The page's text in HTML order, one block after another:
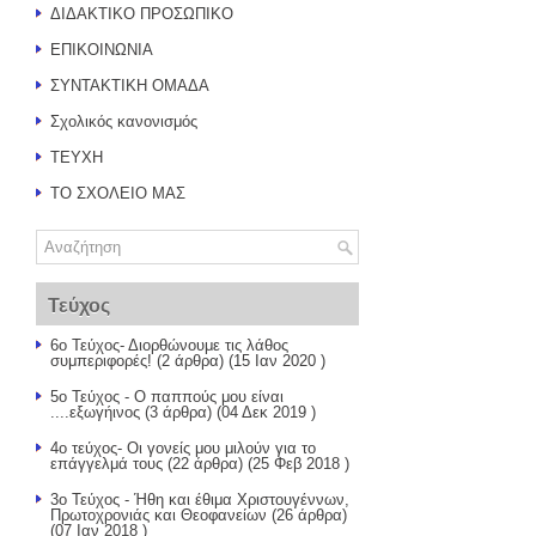
ΔΙΔΑΚΤΙΚΟ ΠΡΟΣΩΠΙΚΟ
ΕΠΙΚΟΙΝΩΝΙΑ
ΣΥΝΤΑΚΤΙΚΗ ΟΜΑΔΑ
Σχολικός κανονισμός
ΤΕΥΧΗ
ΤΟ ΣΧΟΛΕΙΟ ΜΑΣ
Τεύχος
6ο Τεύχος- Διορθώνουμε τις λάθος
συμπεριφορές! (2 άρθρα) (15 Ιαν 2020 )
5ο Τεύχος - Ο παππούς μου είναι
....εξωγήινος (3 άρθρα) (04 Δεκ 2019 )
4ο τεύχος- Οι γονείς μου μιλούν για το
επάγγελμά τους (22 άρθρα) (25 Φεβ 2018 )
3ο Τεύχος - Ήθη και έθιμα Χριστουγέννων,
Πρωτοχρονιάς και Θεοφανείων (26 άρθρα)
(07 Ιαν 2018 )